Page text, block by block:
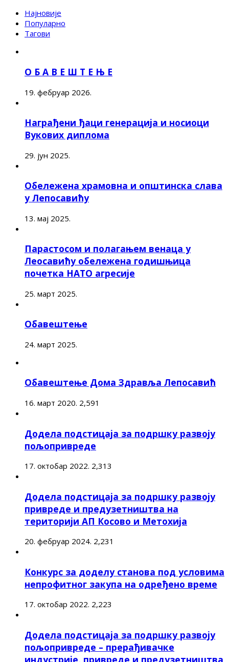
Најновије
Популарно
Тагови
О Б А В Е Ш Т Е Њ Е
19. фебруар 2026.
Награђени ђаци генерација и носиоци
Вукових диплома
29. јун 2025.
Обележена храмовна и општинска слава
у Лепосавићу
13. мај 2025.
Парастосом и полагањем венаца у
Леосавићу обележена годишњица
почетка НАТО агресије
25. март 2025.
Обавештење
24. март 2025.
Обавештење Дома Здравља Лепосавић
16. март 2020. 2,591
Додела подстицаја за подршку развоју
пољопривреде
17. октобар 2022. 2,313
Додела подстицаја за подршку развоју
привреде и предузетништва на
територији АП Косово и Метохија
20. фебруар 2024. 2,231
Конкурс за доделу станова под условима
непрофитног закупа на одређено време
17. октобар 2022. 2,223
Додела подстицаја за подршку развоју
пољопривреде – прерађивачке
индустрије, привреде и предузетништва